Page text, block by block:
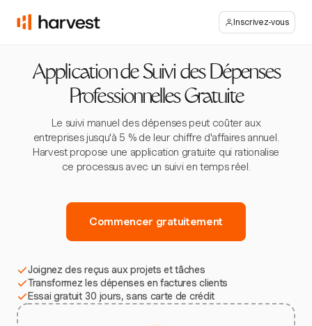
Inscrivez-vous
Application de Suivi des Dépenses
Professionnelles Gratuite
Le suivi manuel des dépenses peut coûter aux
entreprises jusqu'à 5 % de leur chiffre d'affaires annuel.
Harvest propose une application gratuite qui rationalise
ce processus avec un suivi en temps réel.
Commencer gratuitement
Joignez des reçus aux projets et tâches
Transformez les dépenses en factures clients
Essai gratuit 30 jours, sans carte de crédit